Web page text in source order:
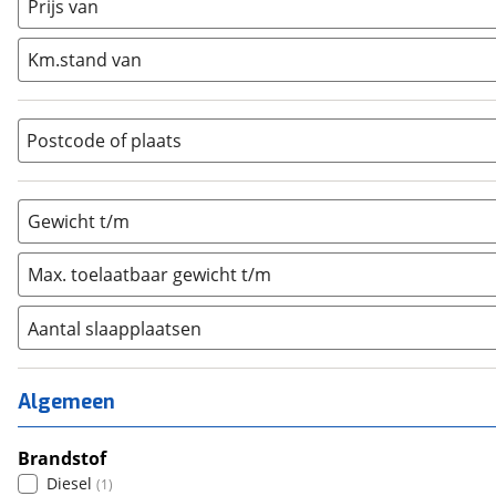
Integraal (1)
Opzetunit (0
Vouwwagen (0)
Prijs van
Km.stand van
Postcode of plaats
Gewicht t/m
Max. toelaatbaar gewicht t/m
Aantal slaapplaatsen
1 (0)
2 (1)
3 (0)
4 (0)
5 (0)
Algemeen
Brandstof
Diesel (1)